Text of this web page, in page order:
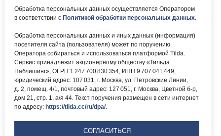
Каталог Библиотек
электронная детская
библиотека
Версия для
слабовидящих
Обработка персональных данных осуществляется Оператором
в соответствии с Политикой обработки персональных данных.
Обработка персональных данных и иных данных (информация)
посетителя сайта (пользователя) может по поручению
Оператора собираться и использоваться платформой Tilda.
Сервис принадлежит акционерному обществу «Тильда
Паблишинг», ОГРН 1 247 700 830 354, ИНН 9 707 041 449,
юридический адрес: 107 031, г. Москва, ул. Петровские Линии,
д. 2, помещ. 4/1, почтовый адрес: 127 051, г. Москва, Цветной б-р,
дом 21, стр. 1, а/я 44. Текст поручения размещен в сети интернет
по адресу: https://tilda.cc/ru/dpa/.
СОГЛАСИТЬСЯ